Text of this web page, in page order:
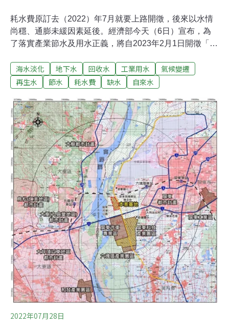
耗水費原訂去（2022）年7月就要上路開徵，後來以水情
尚穩、通膨未緩因素延後。經濟部今天（6日）宣布，為
了落實產業節水及用水正義，將自2023年2月1日開徵「耗
許久 2月開徵耗水費 超標大戶每度多收3元氣候變遷威脅
下，水資源不確定性提高，節水成為重要課題。立法院
取「耗水費」的權限。經濟部耗費六年時間與業界、民團
溝通，於2021年12月訂出「耗水費徵收辦法」草案，原訂
去（2022）年7月就要上路開徵，後來以水情尚穩、通膨
未緩為由延後。經濟部今（6）日突然宣布，「耗水費」
將自今（2023）年2月開始徵收。《聯合報》報導，水利
署副署長王藝峰表示，今年嘉南灌區一期稻作有1.9萬公頃
農地停灌，給了水利署警訊。他表示，遇到旱情除了農地
停灌、民生用水減壓之外，產業用水大戶也應該有所準
備，水利署
海水淡化 地下水 回收水 工業用水
氣候變遷
再生水
節水 耗水費 缺水 自來水
2022年07月28日